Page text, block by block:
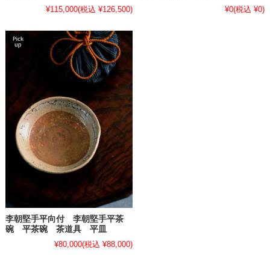
¥115,000(税込 ¥126,500)
¥0(税込 ¥0)
李朝堅手平向付 李朝堅手平茶
碗 平茶碗 茶道具 平皿
¥80,000(税込 ¥88,000)